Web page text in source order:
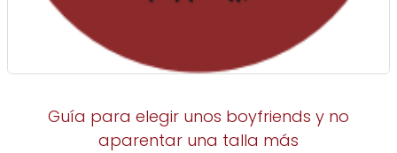
Guía para elegir unos boyfriends y no
aparentar una talla más